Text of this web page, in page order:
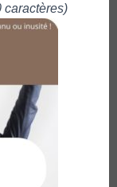
caractères)